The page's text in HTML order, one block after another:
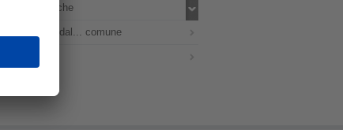
Indici e ricerche
Numeri fuori dal... comune